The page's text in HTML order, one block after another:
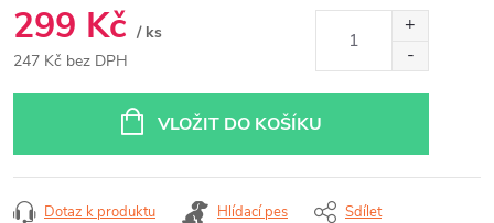
299 Kč / ks
247 Kč bez DPH
VLOŽIT DO KOŠÍKU
Dotaz k produktu Hlídací pes Sdílet